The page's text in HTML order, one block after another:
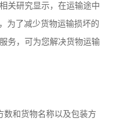
关研究显示，在运输途中
为了减少货物运输损坏的
务，可为您解决货物运输
数和货物名称以及包装方